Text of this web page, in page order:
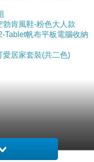
肯風鞋-粉色大人款
Tablet帆布平板電腦收納
居家套裝(共二色)